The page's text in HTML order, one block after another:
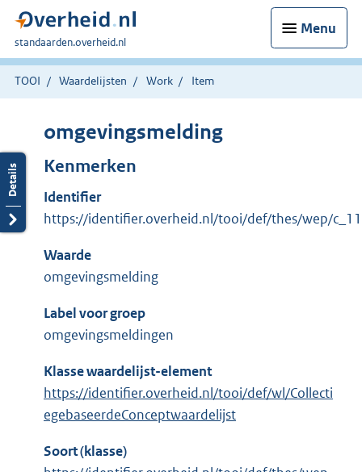
Menu
U
bent
hier:
standaarden.overheid.nl
TOOI Waardelijsten Work Item
omgevingsmelding
Kenmerken
Identifier
https://identifier.overheid.nl/tooi/def/thes/wep/
Waarde
omgevingsmelding
Label voor groep
omgevingsmeldingen
Klasse waardelijst-element
https://identifier.overheid.nl/tooi/def/wl/Collecti
egebaseerdeConceptwaardelijst
Soort (klasse)